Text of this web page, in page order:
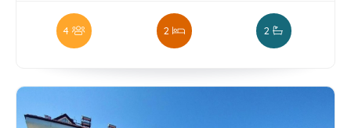
4 2 2